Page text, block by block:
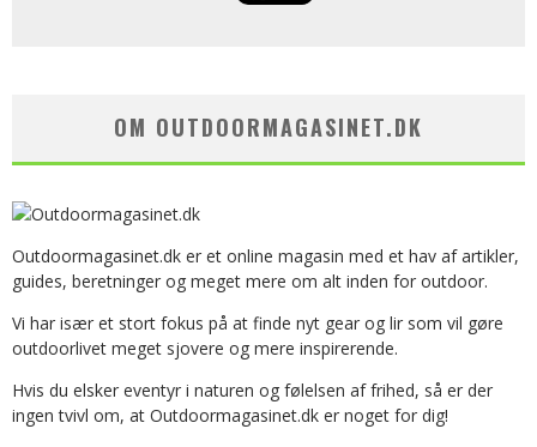
OM OUTDOORMAGASINET.DK
Outdoormagasinet.dk er et online magasin med et hav af artikler,
guides, beretninger og meget mere om alt inden for outdoor.
Vi har især et stort fokus på at finde nyt gear og lir som vil gøre
outdoorlivet meget sjovere og mere inspirerende.
Hvis du elsker eventyr i naturen og følelsen af frihed, så er der
ingen tvivl om, at Outdoormagasinet.dk er noget for dig!